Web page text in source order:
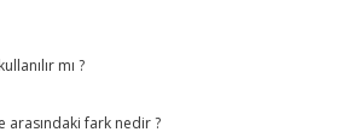
mı ?
arasındaki fark nedir ?